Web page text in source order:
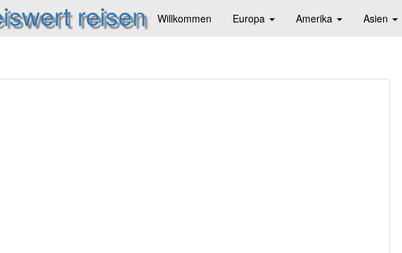
reisen Willkommen Europa Amerika Asien